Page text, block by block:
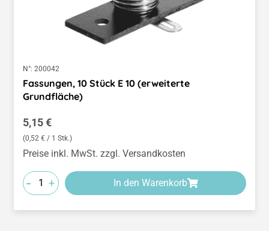
N°: 200042
Fassungen, 10 Stück E 10 (erweiterte
Grundfläche)
Regulärer Preis:
5,15 €
(0,52 € / 1 Stk.)
Preise inkl. MwSt. zzgl. Versandkosten
- + In den Warenkorb